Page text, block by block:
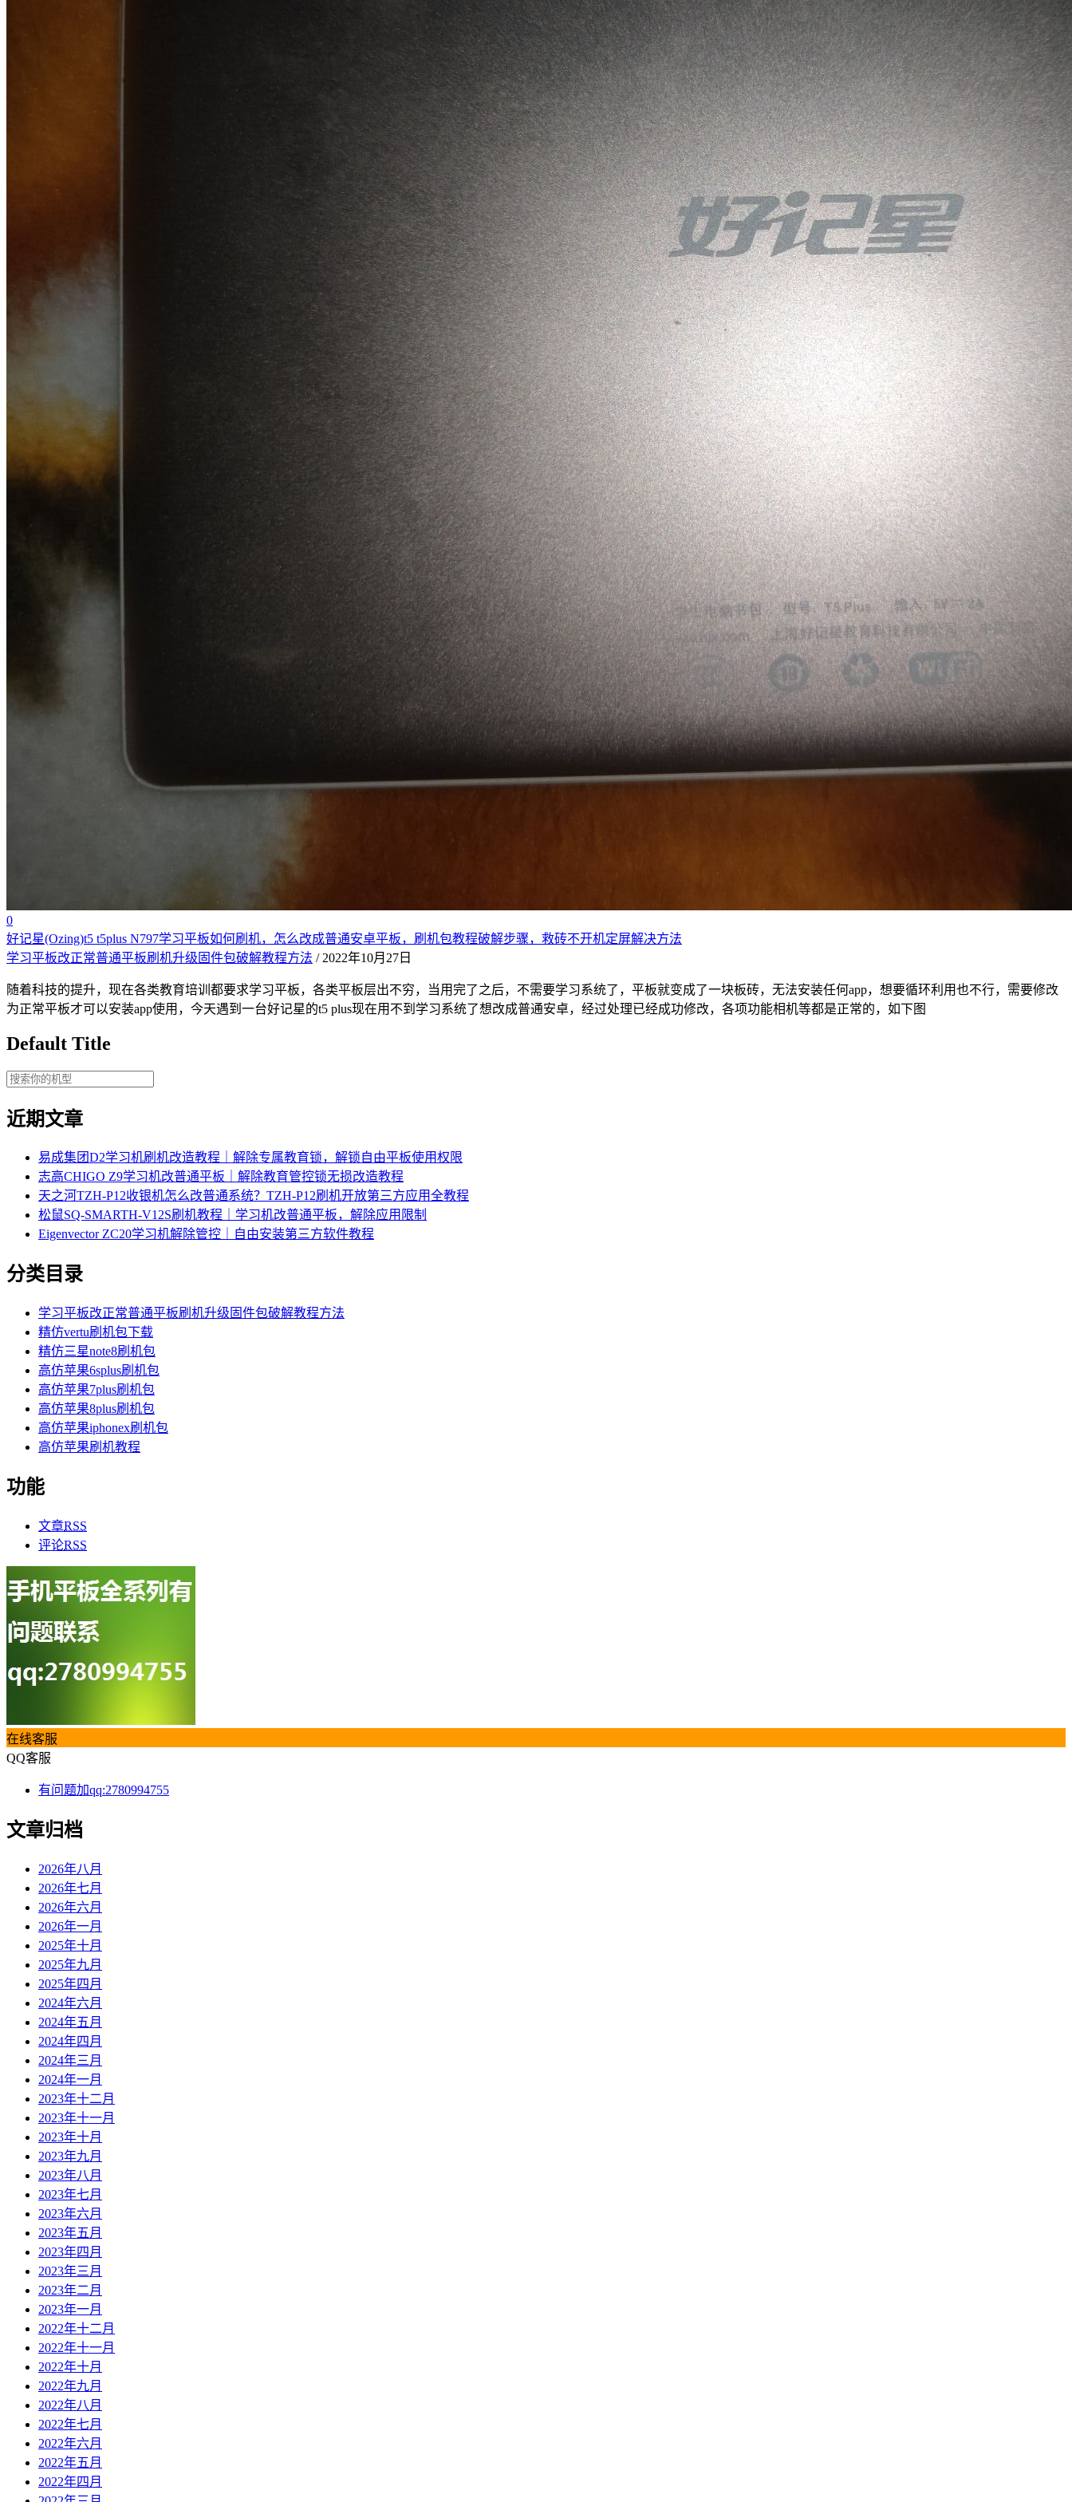
0
好记星(Ozing)t5 t5plus N797学习平板如何刷机，怎么改成普通安卓平板，刷机包教程破解步骤，救砖不开机定屏解决方法
学习平板改正常普通平板刷机升级固件包破解教程方法 / 2022年10月27日
随着科技的提升，现在各类教育培训都要求学习平板，各类平板层出不穷，当用完了之后，不需要学习系统了，平板就变成了一块板砖，无法安装任何app，想要循环利用也不行，需要修改
为正常平板才可以安装app使用，今天遇到一台好记星的t5 plus现在用不到学习系统了想改成普通安卓，经过处理已经成功修改，各项功能相机等都是正常的，如下图
Default Title
近期文章
易成集团D2学习机刷机改造教程｜解除专属教育锁，解锁自由平板使用权限
志高CHIGO Z9学习机改普通平板｜解除教育管控锁无损改造教程
天之河TZH-P12收银机怎么改普通系统？TZH-P12刷机开放第三方应用全教程
松鼠SQ-SMARTH-V12S刷机教程｜学习机改普通平板，解除应用限制
Eigenvector ZC20学习机解除管控｜自由安装第三方软件教程
分类目录
学习平板改正常普通平板刷机升级固件包破解教程方法
精仿vertu刷机包下载
精仿三星note8刷机包
高仿苹果6splus刷机包
高仿苹果7plus刷机包
高仿苹果8plus刷机包
高仿苹果iphonex刷机包
高仿苹果刷机教程
功能
文章RSS
评论RSS
在线客服
QQ客服
有问题加qq:2780994755
文章归档
2026年八月
2026年七月
2026年六月
2026年一月
2025年十月
2025年九月
2025年四月
2024年六月
2024年五月
2024年四月
2024年三月
2024年一月
2023年十二月
2023年十一月
2023年十月
2023年九月
2023年八月
2023年七月
2023年六月
2023年五月
2023年四月
2023年三月
2023年二月
2023年一月
2022年十二月
2022年十一月
2022年十月
2022年九月
2022年八月
2022年七月
2022年六月
2022年五月
2022年四月